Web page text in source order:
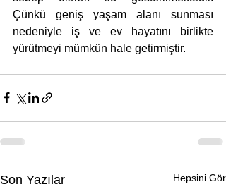
Çünkü geniş yaşam alanı sunması
nedeniyle iş ve ev hayatını birlikte
yürütmeyi mümkün hale getirmiştir.
Son Yazılar Hepsini Gör